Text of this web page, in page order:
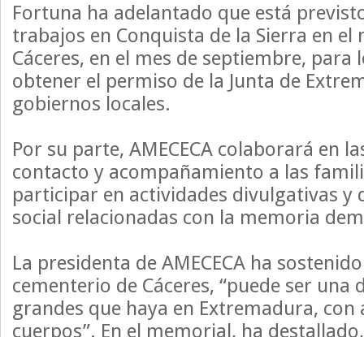
Fortuna ha adelantado que está
trabajos en Conquista de la Sierra en el
Cáceres, en el mes de septiembre, para
obtener el permiso de la Junta de
gobiernos locales.
Por su parte, AMECECA colaborará en
contacto y acompañamiento a las
participar en actividades divulgativas y
social relacionadas con la memoria
La presidenta de AMECECA ha
cementerio de Cáceres, “puede ser una
grandes que haya en Extremadura, con
cuerpos”. En el memorial, ha